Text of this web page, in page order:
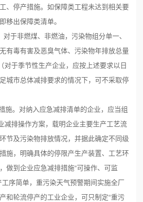
、停产措施。如保障类工程未达到相关要
移出保障类清单。
对于非燃煤、非燃油，污染物组分单一、
有毒有害及恶臭气体、污染物年排放总量
对于季节性生产企业，应按上述要求以日
城市总体减排要求的情况下，可不采取停
施。对纳入应急减排清单的企业，应当组
减排操作方案，载明企业主要生产工艺流
节及污染物排放情况，并据此确定不同级
施，明确具体的停限产生产装置、工艺环
做到企业应急减排措施“可操作、可监
序简单，重污染天气预警期间实施全厂
和轮流停产的工业企业，可只制定“重污